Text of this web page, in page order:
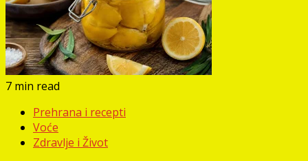
7 min read
Prehrana i recepti
Voće
Zdravlje i Život